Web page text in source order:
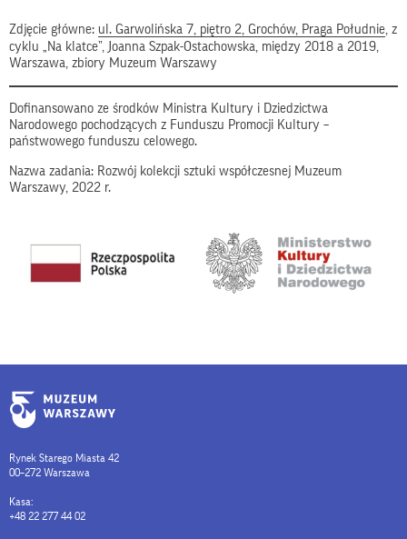
Zdjęcie główne: ul. Garwolińska 7, piętro 2, Grochów, Praga Południe, z
cyklu „Na klatce”, Joanna Szpak-Ostachowska, między 2018 a 2019,
Warszawa, zbiory Muzeum Warszawy
Dofinansowano ze środków Ministra Kultury i Dziedzictwa
Narodowego pochodzących z Funduszu Promocji Kultury –
państwowego funduszu celowego.
Nazwa zadania: Rozwój kolekcji sztuki współczesnej Muzeum
Warszawy, 2022 r.
Rynek Starego Miasta 42
00–272 Warszawa
Kasa:
+48 22 277 44 02